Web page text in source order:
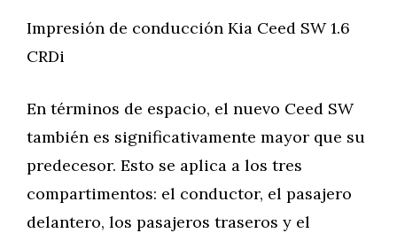
Impresión de conducción Kia Ceed SW 1.6
CRDi
En términos de espacio, el nuevo Ceed SW
también es significativamente mayor que su
predecesor. Esto se aplica a los tres
compartimentos: el conductor, el pasajero
delantero, los pasajeros traseros y el